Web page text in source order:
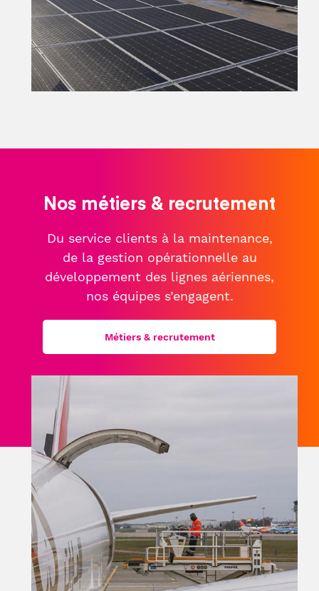
Nos métiers & recrutement
Du service clients à la maintenance,
de la gestion opérationnelle au
développement des lignes aériennes,
nos équipes s’engagent.
Métiers & recrutement